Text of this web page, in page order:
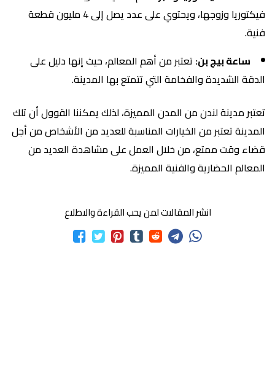
فيكتوريا وزوجها، ويحتوي على عدد يصل إلى 4 مليون قطعة
فنية.
ساعة بيج بن: تعتبر من أهم المعالم، حيث إنها دليل على
الدقة الشديدة والفخامة التي تتمتع بها المدينة.
تعتبر مدينة لندن من المدن المميزة، لذلك يمكننا القوول أن تلك
المدينة تعتبر من الخيارات المناسبة للعديد من الأشخاص من أجل
قضاء وقت ممتع، من خلال العمل على مشاهدة العديد من
المعالم الحضارية والفنية المميزة.
انشر المقالات لمن يحب القراءة والاطلاع